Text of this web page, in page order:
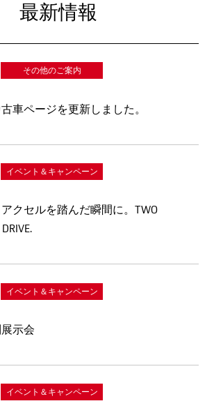
最新情報
その他のご案内
車ページを更新しました。
イベント＆キャンペーン
クセルを踏んだ瞬間に。TWO
イベント＆キャンペーン
示会
イベント＆キャンペーン